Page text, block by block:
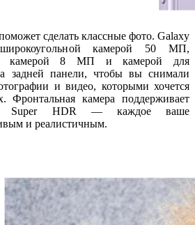
сделать классные фото. Galaxy
камерой 50 МП,
камерой 8 МП и камерой для
задней панели, чтобы вы снимали
и видео, которыми хочется
Фронтальная камера поддерживает
Super HDR — каждое ваше
и реалистичным.